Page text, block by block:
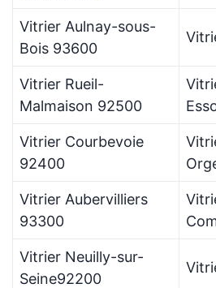
Vitrier Aulnay-sous-
Bois 93600
Vitrier Rueil-
Malmaison 92500
Vitrier Courbevoie
92400
Vitrier Aubervilliers
93300
Vitrier Neuilly-sur-
Seine92200